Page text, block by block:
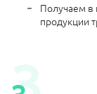
Получаем в
продукции